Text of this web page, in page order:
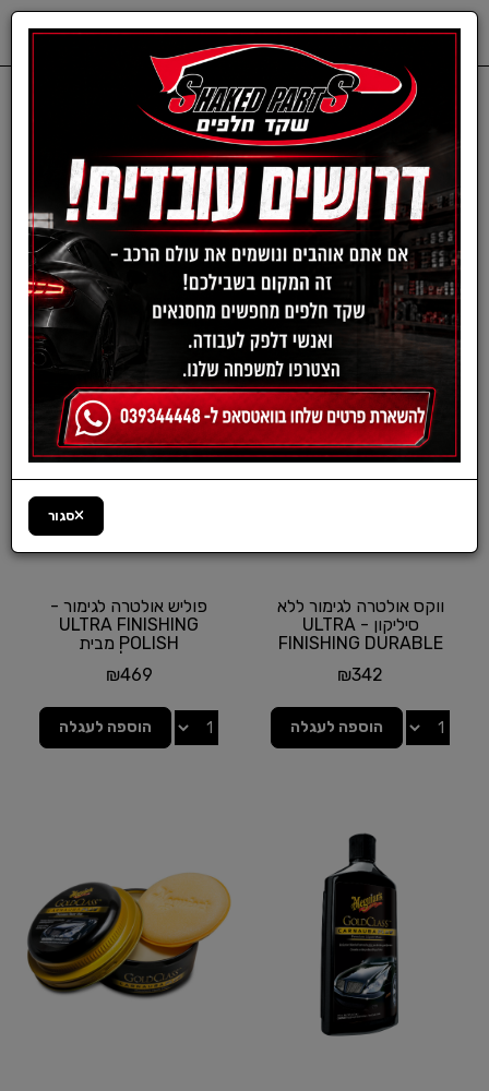
ציוד, אביזרים ומוצרים לרכב פוליש ווקס
פוליש ווקס
‹
«
1
(current)
2
3
4
»
›
סינון ומיון ›
ווקס אולטרה לגימור ללא
סיליקון - ULTRA
FINISHING DURABLE
MEGUIAR'S |...
₪342
הוספה לעגלה
פוליש אולטרה לגימור -
ULTRA FINISHING
POLISH מבית
₪469
הוספה לעגלה
סגור